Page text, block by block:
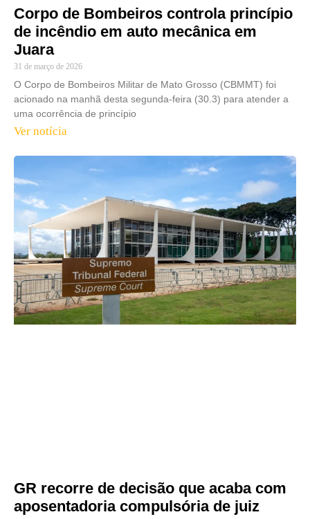
Corpo de Bombeiros controla princípio
de incêndio em auto mecânica em
Juara
31 de março de 2026
O Corpo de Bombeiros Militar de Mato Grosso (CBMMT) foi
acionado na manhã desta segunda-feira (30.3) para atender a
uma ocorrência de princípio
Ver notícia
GR recorre de decisão que acaba com
aposentadoria compulsória de juiz